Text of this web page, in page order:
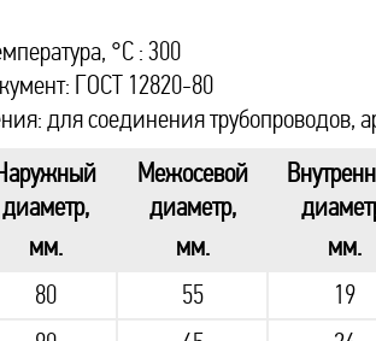
°С : 300
ГОСТ 12820-80
для соединения трубопроводов,
диаметр,
мм.
Межосевой
диаметр,
мм.
мм.
80 55
19